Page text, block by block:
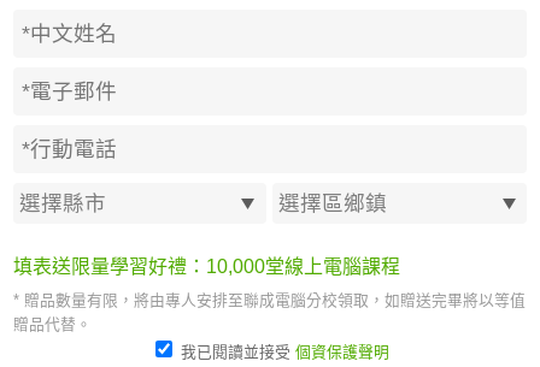
填表送限量學習好禮：10,000堂線上電腦課程
* 贈品數量有限，將由專人安排至聯成電腦分校領取，如贈送完畢將以等值
贈品代替。
我已閱讀並接受 個資保護聲明